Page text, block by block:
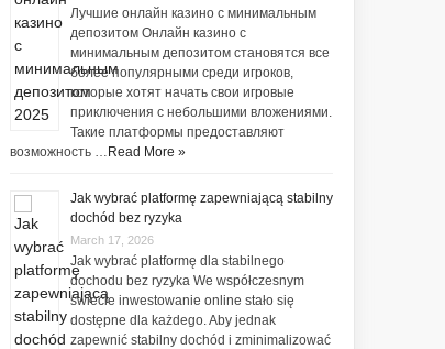
Лучшие онлайн казино с минимальным
депозитом Онлайн казино с
минимальным депозитом становятся все
более популярными среди игроков,
которые хотят начать свои игровые
приключения с небольшими вложениями.
Такие платформы предоставляют
возможность … Read More »
Jak wybrać platformę zapewniającą stabilny
dochód bez ryzyka
March 17, 2026
Jak wybrać platformę dla stabilnego
dochodu bez ryzyka We współczesnym
świecie inwestowanie online stało się
dostępne dla każdego. Aby jednak
zapewnić stabilny dochód i zminimalizować